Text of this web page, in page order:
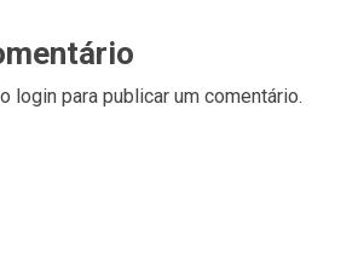
login para publicar um comentário.